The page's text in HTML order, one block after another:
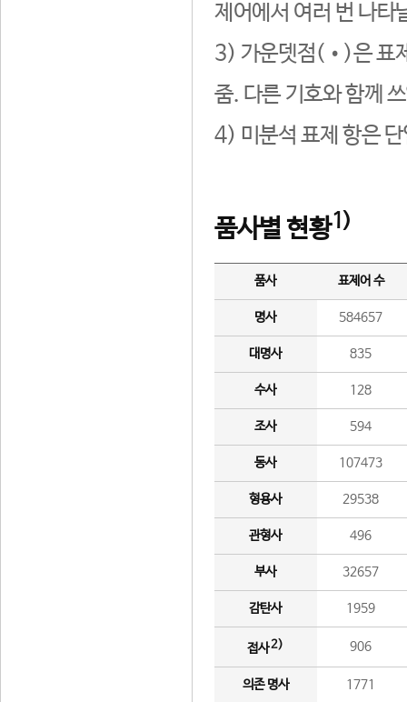
제어에서 여러 번 나타
3) 가운뎃점(•)은 표
줌. 다른 기호와 함께
4) 미분석 표제 항은
품사별 현황1)
품사 표제어 수
명사 584657
대명사 835
수사 128
조사 594
동사 107473
형용사 29538
관형사 496
부사 32657
감탄사 1959
접사2) 906
의존 명사 1771